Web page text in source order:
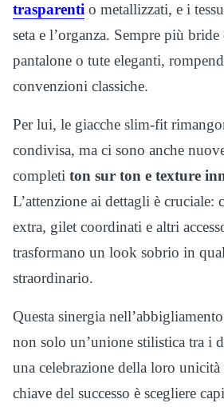
trasparenti o metallizzati, e i
seta e l’organza. Sempre più
pantalone o tute eleganti,
convenzioni classiche.
Per lui, le giacche slim-fit
condivisa, ma ci sono anche
completi ton sur ton e texture
L’attenzione ai dettagli è cruciale:
extra, gilet coordinati e altri
trasformano un look sobrio in
straordinario.
Questa sinergia
non solo un’unione stilistica tra i
una celebrazione della loro
chiave del successo è scegliere